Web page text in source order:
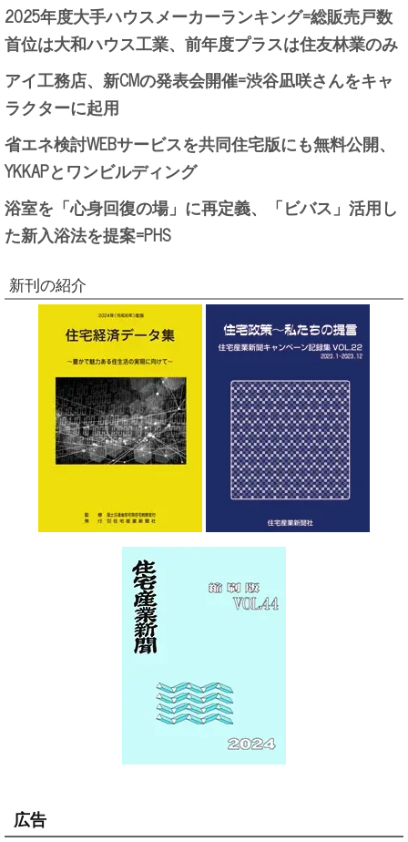
2025年度大手ハウスメーカーランキング=総販売戸数
首位は大和ハウス工業、前年度プラスは住友林業のみ
アイ工務店、新CMの発表会開催=渋谷凪咲さんをキャ
ラクターに起用
省エネ検討WEBサービスを共同住宅版にも無料公開、
YKKAPとワンビルディング
浴室を「心身回復の場」に再定義、「ビバス」活用し
た新入浴法を提案=PHS
新刊の紹介
広告